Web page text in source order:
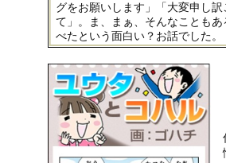
グをお願いします」「大変申し
て」。ま、まぁ、そんなことも
べたという面白い？お話でした。